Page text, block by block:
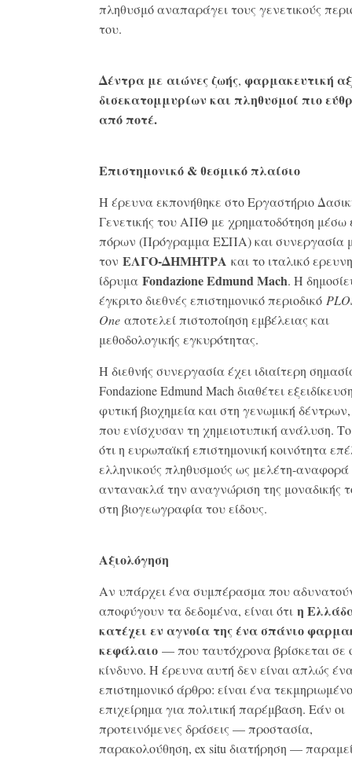
πληθυσμό αναπαράγει τους γενετικούς
του.
Δέντρα με αιώνες ζωής, φαρμακευτική
δισεκατομμυρίων και πληθυσμοί πιο
από ποτέ.
Επιστημονικό & θεσμικό πλαίσιο
Η έρευνα εκπονήθηκε στο Εργαστήριο
Γενετικής του ΑΠΘ με χρηματοδότηση μέσω
πόρων (Πρόγραμμα ΕΣΠΑ) και συνεργασία
τον ΕΛΓΟ-ΔΗΜΗΤΡΑ και το ιταλικό
ίδρυμα FondazioneEdmundMach. Η
έγκριτο διεθνές επιστημονικό περιοδικό
One αποτελεί πιστοποίηση εμβέλειας και
μεθοδολογικής εγκυρότητας.
Η διεθνής συνεργασία έχει ιδιαίτερη
Fondazione Edmund Mach διαθέτει
φυτική βιοχημεία και στη γενωμική δέντρων,
που ενίσχυσαν τη χημειοτυπική ανάλυση.
ότι η ευρωπαϊκή επιστημονική κοινότητα
ελληνικούς πληθυσμούς ως μελέτη-αναφορά
αντανακλά την αναγνώριση της μοναδικής
στη βιογεωγραφία του είδους.
Αξιολόγηση
Αν υπάρχει ένα συμπέρασμα που
αποφύγουν τα δεδομένα, είναι ότι η
κατέχει εν αγνοία της ένα σπάνιο
κεφάλαιο — που ταυτόχρονα βρίσκεται σε
κίνδυνο. Η έρευνα αυτή δεν είναι απλώς
επιστημονικό άρθρο: είναι ένα τεκμηριωμένο
επιχείρημα για πολιτική παρέμβαση. Εάν οι
προτεινόμενες δράσεις — προστασία,
παρακολούθηση, ex situ διατήρηση —